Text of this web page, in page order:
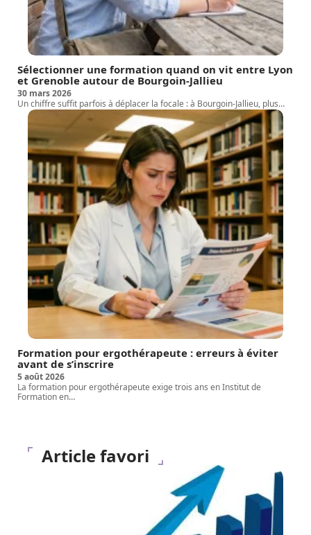
Sélectionner une formation quand on vit entre Lyon
et Grenoble autour de Bourgoin-Jallieu
30 mars 2026
Un chiffre suffit parfois à déplacer la focale : à Bourgoin-Jallieu, plus…
Formation pour ergothérapeute : erreurs à éviter
avant de s’inscrire
5 août 2026
La formation pour ergothérapeute exige trois ans en Institut de
Formation en…
Article favori